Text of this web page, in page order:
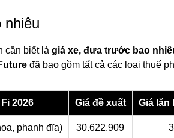
nhiêu
cần biết là giá xe, đưa trước bao
đã bao gồm tất cả các loại thuế
2026 Giá đề xuất Giá lăn
phanh đĩa) 30.622.909